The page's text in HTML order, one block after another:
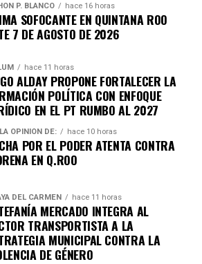
las noticias al instante
oficial de WhatsApp de
y recibe las noticias más
de Quintana Roo directamente
al canal de WhatsApp
P. BLANCO hace 16 horas
SOFOCANTE EN QUINTANA ROO
7 DE AGOSTO DE 2026
hace 11 horas
ALDAY PROPONE FORTALECER LA
POLÍTICA CON ENFOQUE
EN EL PT RUMBO AL 2027
OPINIÓN DE: hace 10 horas
POR EL PODER ATENTA CONTRA
EN Q.ROO
DEL CARMEN hace 11 horas
MERCADO INTEGRA AL
TRANSPORTISTA A LA
MUNICIPAL CONTRA LA
DE GÉNERO